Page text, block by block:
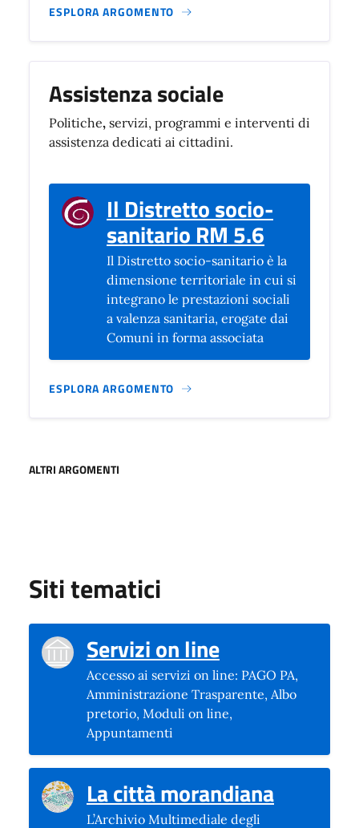
ESPLORA ARGOMENTO
Assistenza sociale
Politiche, servizi, programmi e interventi di
assistenza dedicati ai cittadini.
Il Distretto socio-
sanitario RM 5.6
Il Distretto socio-sanitario è la
dimensione territoriale in cui si
integrano le prestazioni sociali
a valenza sanitaria, erogate dai
Comuni in forma associata
ESPLORA ARGOMENTO
ALTRI ARGOMENTI
Siti tematici
Servizi on line
Accesso ai servizi on line: PAGO PA,
Amministrazione Trasparente, Albo
pretorio, Moduli on line,
Appuntamenti
La città morandiana(si apre
L’Archivio Multimediale degli